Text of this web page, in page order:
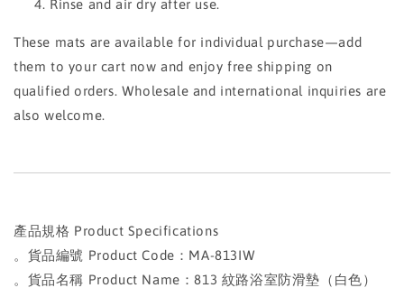
Rinse and air dry after use.
These mats are available for individual purchase—add
them to your cart now and enjoy free shipping on
qualified orders. Wholesale and international inquiries are
also welcome.
產品規格 Product Specifications
。貨品編號 Product Code：MA-813IW
。貨品名稱 Product Name：813 紋路浴室防滑墊（白色）